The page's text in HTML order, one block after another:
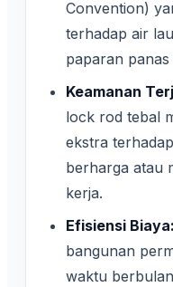
Convention)
terhadap air
paparan
Keamanan
lock rod tebal
ekstra
berharga atau
kerja.
Efisiensi Biaya:
bangunan
waktu